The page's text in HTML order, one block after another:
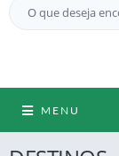
MENU